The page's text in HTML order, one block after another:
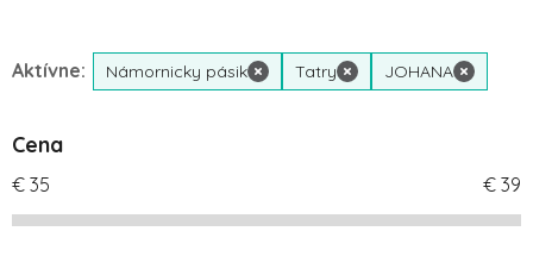
Aktívne: Námornicky pásik × Tatry × JOHANA ×
Cena
€ 35 € 39